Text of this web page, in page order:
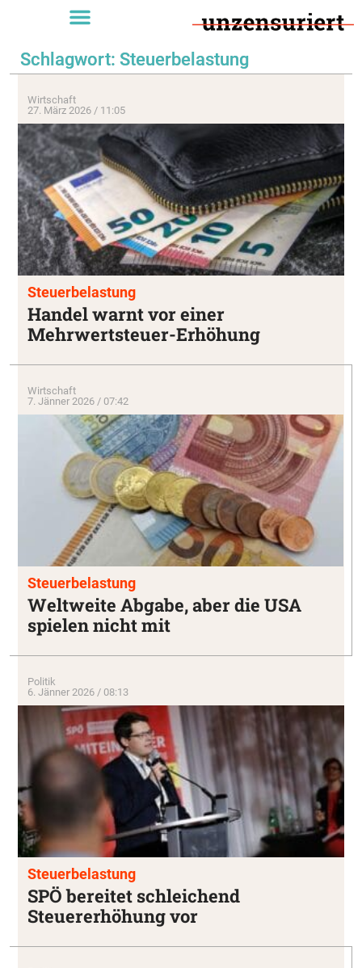
Schlagwort: Steuerbelastung
Wirtschaft
27. März 2026 / 11:05
Steuerbelastung
Handel warnt vor einer
Mehrwertsteuer-Erhöhung
Wirtschaft
7. Jänner 2026 / 07:42
Steuerbelastung
Weltweite Abgabe, aber die USA
spielen nicht mit
Politik
6. Jänner 2026 / 08:13
Steuerbelastung
SPÖ bereitet schleichend
Steuererhöhung vor